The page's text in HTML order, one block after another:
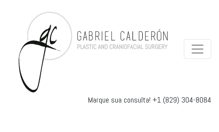
Marque sua consulta! +1 (829) 304-8084